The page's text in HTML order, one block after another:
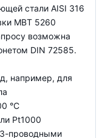
стали AISI 316
MBT 5260
возможна
DIN 72585.
например, для
°С
Pt1000
проводными